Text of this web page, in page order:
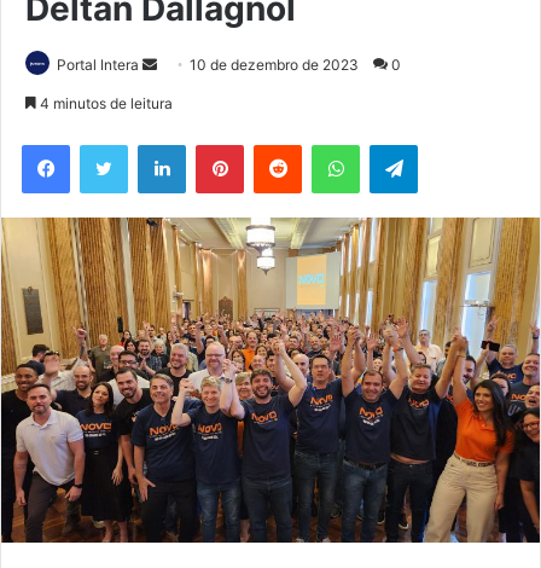
Deltan Dallagnol
Portal Intera
Mande
mail
10 de dezembro de 2023 0
4 minutos de leitura
FacebookTwitter LinkedinPinterestReddit WhatsAppTelegram